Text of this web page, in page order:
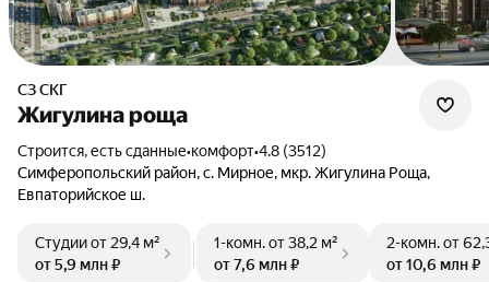
СЗ СКГ
Жигулина роща
Строится, есть сданные•комфорт•4.8 (3512)
Симферопольский район, с. Мирное, мкр. Жигулина Роща,
Евпаторийское ш.
Студииот 29,4 м²
от 5,9 млн ₽
1-комн.от 38,2 м²
от 7,6 млн ₽
2-комн.от
от 10,6 млн ₽